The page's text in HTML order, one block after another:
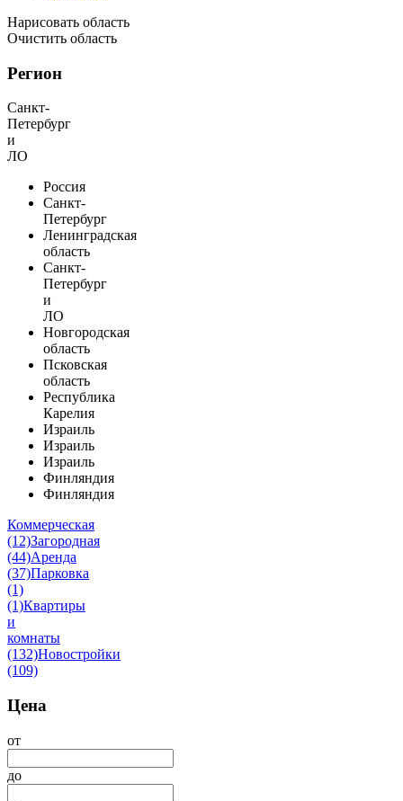
Нарисовать область
Очистить область
Регион
Санкт-
Петербург
и
ЛО
Россия
Санкт-
Петербург
Ленинградская
область
Санкт-
Петербург
и
ЛО
Новгородская
область
Псковская
область
Республика
Карелия
Израиль
Израиль
Израиль
Финляндия
Финляндия
Коммерческая
(12)Загородная
(44)Аренда
(37)Парковка
(1)
(1)Квартиры
и
комнаты
(132)Новостройки
(109)
Цена
от
до